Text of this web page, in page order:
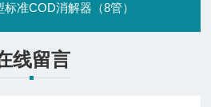
标准COD消解器（8管）
线留言